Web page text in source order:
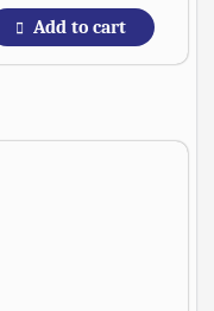
Add to cart